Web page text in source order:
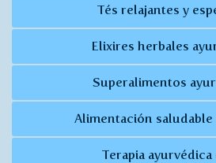
Tés relajantes y
Elixires herbales
Superalimentos
Alimentación saludable
Terapia ayurvédica